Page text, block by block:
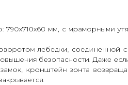
790х710х60 мм, с мраморными
лебедки, соединенной
безопасности. Даже
кронштейн зонта